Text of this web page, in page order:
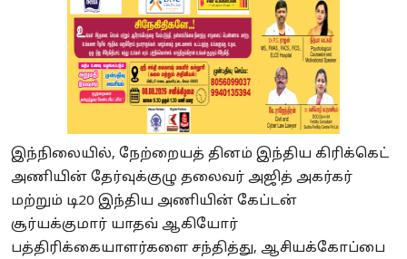
இந்நிலையில், நேற்றையத் தினம் இந்திய கிரிக்கெட்
அணியின் தேர்வுக்குழு தலைவர் அஜித் அகர்கர்
மற்றும் டி20 இந்திய அணியின் கேப்டன்
சூர்யக்குமார் யாதவ் ஆகியோர்
பத்திரிக்கையாளர்களை சந்தித்து, ஆசியக்கோப்பை